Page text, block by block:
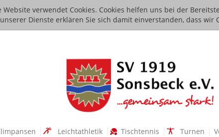
Website verwendet Cookies. Cookies helfen uns bei der
Dienste erklären Sie sich damit einverstanden, dass wir
Leichtathletik Tischtennis Turnen